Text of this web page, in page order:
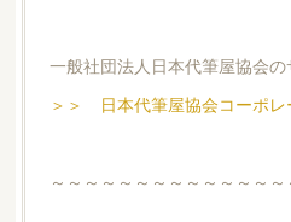
一般社団法人日本代筆屋協会
＞＞ 日本代筆屋協会コーポ
～～～～～～～～～～～～～～